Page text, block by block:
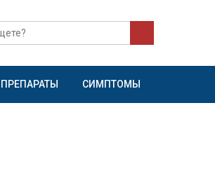
ПРЕПАРАТЫ СИМПТОМЫ